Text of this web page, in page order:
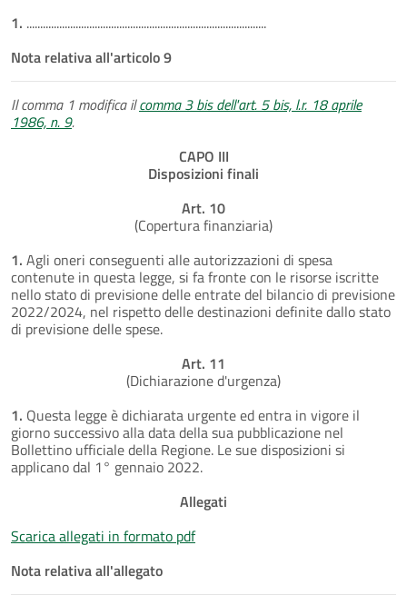
1. ........................................................................................
Nota relativa all'articolo 9
Il comma 1 modifica ilcomma 3 bis dell'art. 5 bis, l.r. 18 aprile
1986, n. 9.
CAPO III
Disposizioni finali
Art. 10
(Copertura finanziaria)
1. Agli oneri conseguenti alle autorizzazioni di spesa
contenute in questa legge, si fa fronte con le risorse iscritte
nello stato di previsione delle entrate del bilancio di previsione
2022/2024, nel rispetto delle destinazioni definite dallo stato
di previsione delle spese.
Art. 11
(Dichiarazione d'urgenza)
1. Questa legge è dichiarata urgente ed entra in vigore il
giorno successivo alla data della sua pubblicazione nel
Bollettino ufficiale della Regione. Le sue disposizioni si
applicano dal 1° gennaio 2022.
Allegati
Scarica allegati in formato pdf
Nota relativa all'allegato